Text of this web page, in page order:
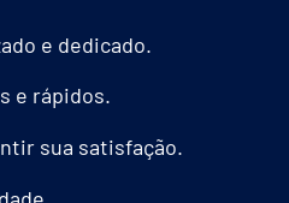
e dedicado.
e rápidos.
sua satisfação.